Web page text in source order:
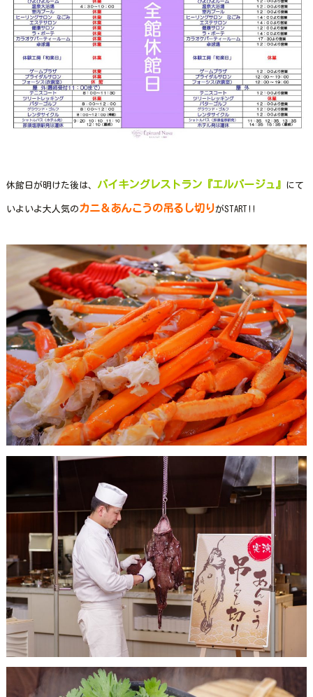
休館日が明けた後は、 バイキングレストラン『エルバージュ』 にて
いよいよ大人気のカニ＆あんこうの吊るし切りがSTART!!